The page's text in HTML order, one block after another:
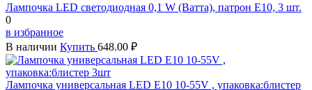
Лампочка LED светодиодная 0,1 W (Ватта), патрон Е10, 3 шт.
0
в избранное
В наличии Купить 648.00 ₽
Лампочка универсальная LED E10 10-55V , упаковка:блистер